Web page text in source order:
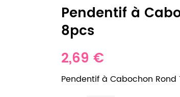
Pendentif à
8pcs
2,69 €
Pendentif à Cabochon Rond